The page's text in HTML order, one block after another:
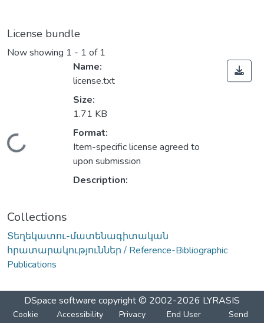
License bundle
Now showing 1 - 1 of 1
Loading...
Name:
license.txt
Size:
1.71 KB
Format:
Item-specific license agreed to
upon submission
Description:
Collections
Տեղեկատու-մատենագիտական
հրատարակություններ / Reference-Bibliographic
Publications
DSpace software copyright © 2002-2026 LYRASIS
Cookie
Accessibility
Privacy
End User
Send